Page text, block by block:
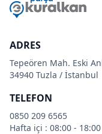
ADRES
Tepeören Mah. Eski
34940 Tuzla / İstanbul
TELEFON
0850 209 6565
Hafta içi : 08:00 - 18:00